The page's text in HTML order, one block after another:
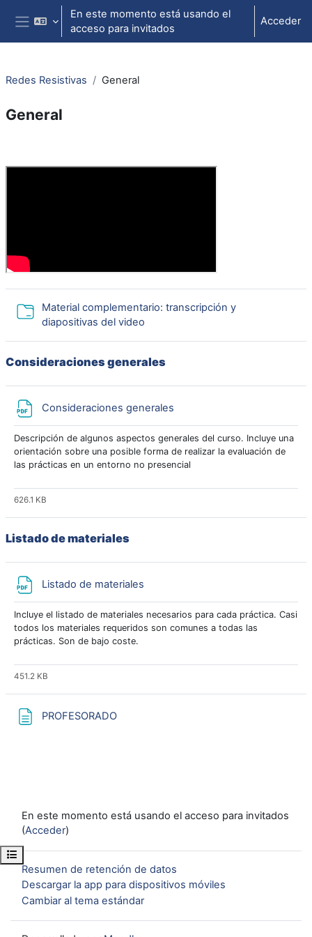
Salta al contenido principal
Panel lateral
En este momento está usando el
acceso para invitados
Acceder
Abrir índice del curso
Redes Resistivas General
General
Material complementario: transcripción y
diapositivas del video
Consideraciones generales
Consideraciones generales
Descripción de algunos aspectos generales del curso. Incluye una
orientación sobre una posible forma de realizar la evaluación de
las prácticas en un entorno no presencial
626.1 KB
Listado de materiales
Listado de materiales
Incluye el listado de materiales necesarios para cada práctica. Casi
todos los materiales requeridos son comunes a todas las
prácticas. Son de bajo coste.
451.2 KB
PROFESORADOPágina
En este momento está usando el acceso para invitados
(Acceder)
Resumen de retención de datos
Descargar la app para dispositivos móviles
Cambiar al tema estándar